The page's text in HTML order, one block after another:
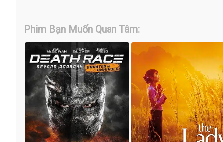
Phim Bạn Muốn Quan Tâm: